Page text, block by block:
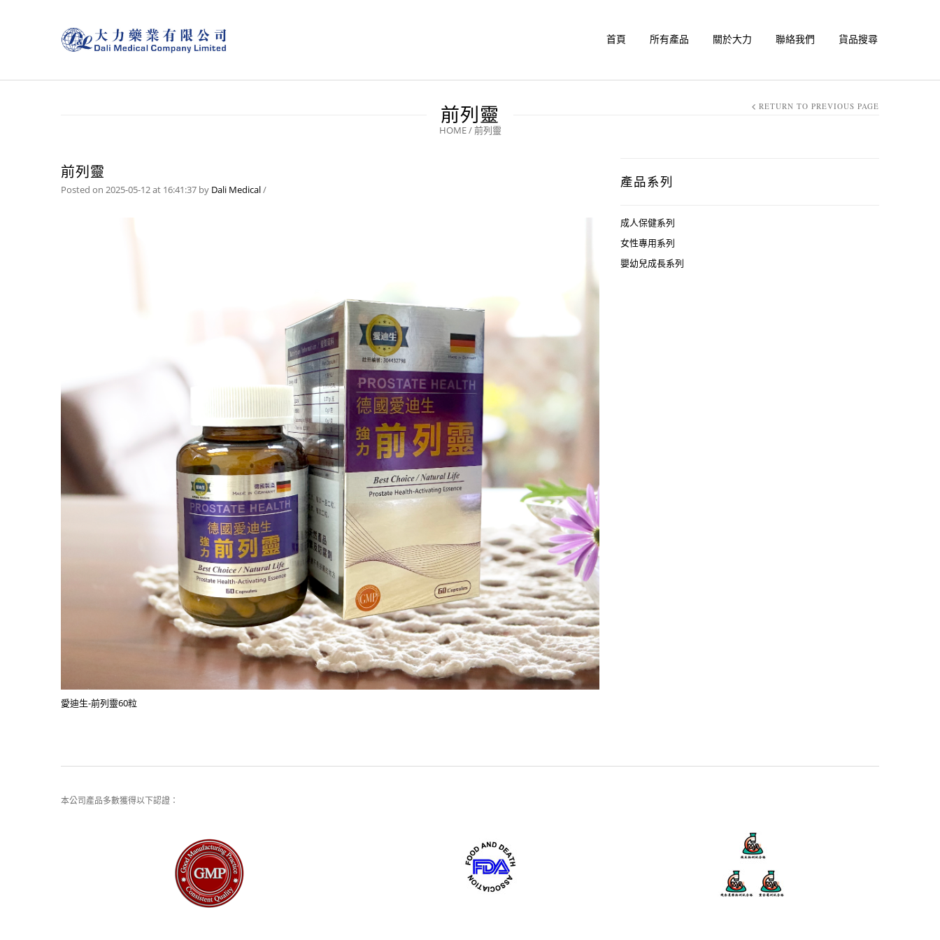
首頁 所有產品 關於大力 聯絡我們 貨品搜尋
前列靈
HOME/前列靈
RETURN TO PREVIOUS PAGE
前列靈
Posted on 2025-05-12 at 16:41:37 by Dali Medical/
愛迪生-前列靈60粒
產品系列
成人保健系列
女性專用系列
嬰幼兒成長系列
本公司產品多數獲得以下認證：